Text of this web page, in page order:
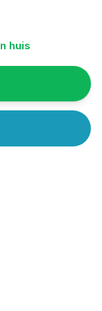
huis